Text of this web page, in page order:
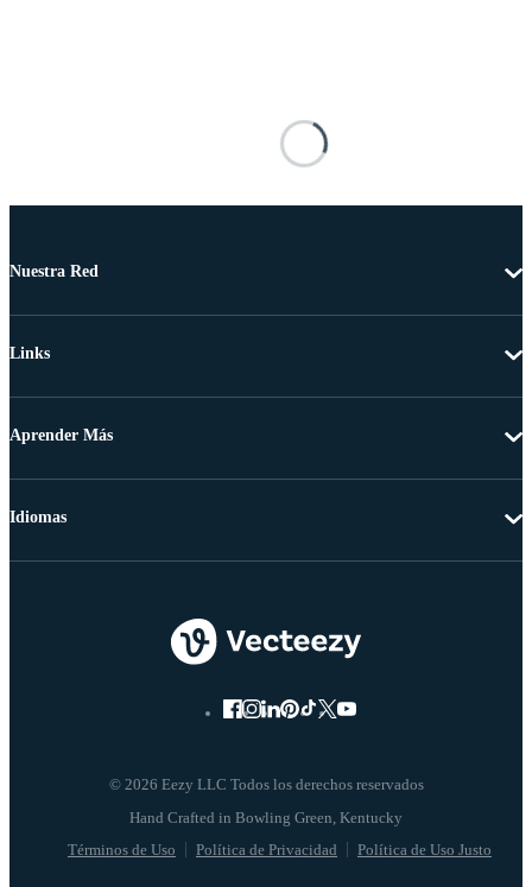
Nuestra Red
Links
Aprender Más
© 2026 Eezy LLC Todos los derechos reservados
Términos de Uso Política de Privacidad Política de Uso Justo
Idiomas